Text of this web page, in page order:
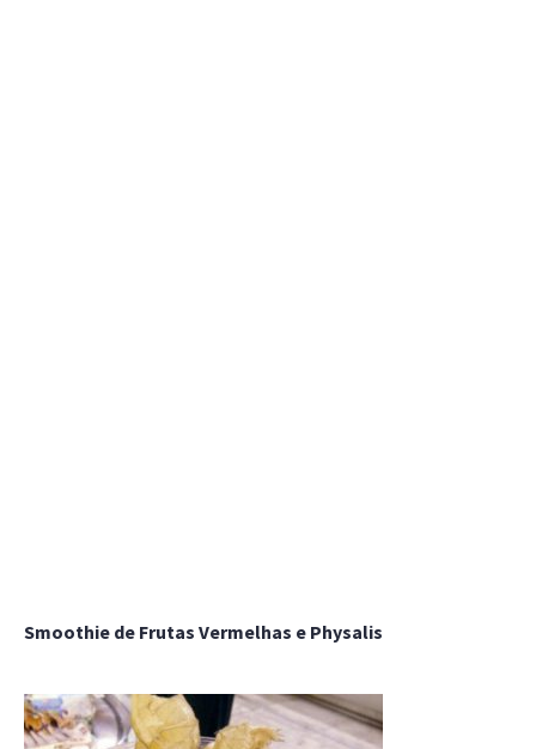
Smoothie de Frutas Vermelhas e Physalis